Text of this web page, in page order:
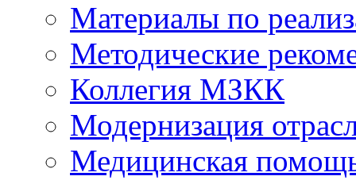
Материалы по
Методические
Коллегия МЗКК
Модернизация
Медицинская